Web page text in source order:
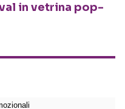
in vetrina pop-